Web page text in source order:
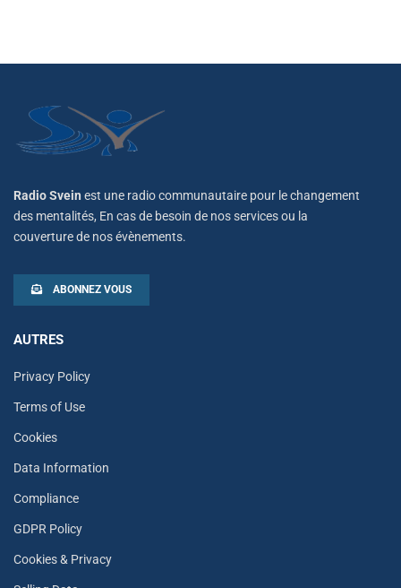
Radio Svein est une radio communautaire pour le changement
des mentalités, En cas de besoin de nos services ou la
couverture de nos évènements.
ABONNEZ VOUS
AUTRES
Privacy Policy
Terms of Use
Cookies
Data Information
Compliance
GDPR Policy
Cookies & Privacy